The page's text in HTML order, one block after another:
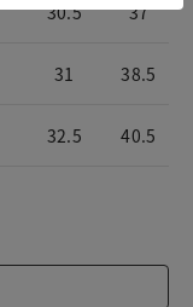
30.5 37
31 38.5
32.5 40.5